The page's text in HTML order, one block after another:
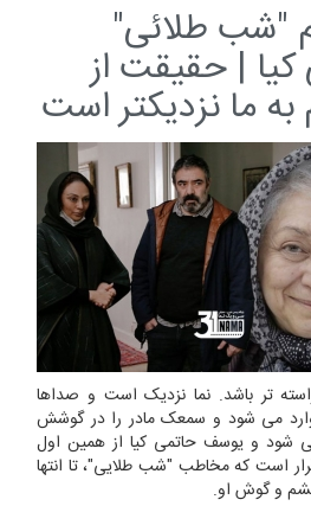
"شب طلائی"
| حقیقت از
ما نزدیکتر است
تر باشد. نما نزدیک است و صداها
وارد می شود و سمعک مادر را در گوشش
شود و یوسف حاتمی کیا از همین اول
است که مخاطب "شب طلایی"، تا انتها
چشم و گوش او.